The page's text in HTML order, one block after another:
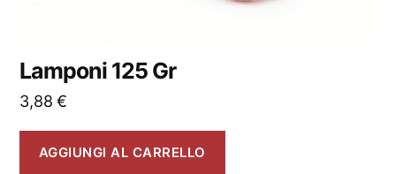
Lamponi 125 Gr
3,88€
AGGIUNGI AL CARRELLO